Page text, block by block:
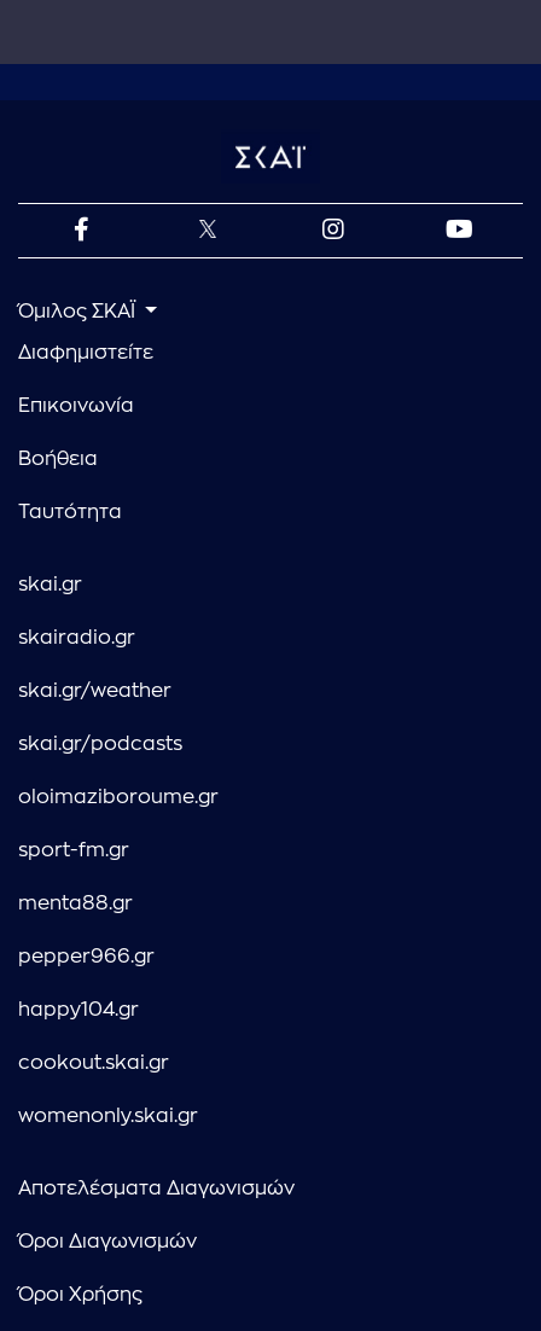
Όμιλος ΣΚΑΪ
Διαφημιστείτε
Επικοινωνία
Βοήθεια
Ταυτότητα
skai.gr
skairadio.gr
skai.gr/weather
skai.gr/podcasts
oloimaziboroume.gr
sport-fm.gr
menta88.gr
pepper966.gr
happy104.gr
cookout.skai.gr
womenonly.skai.gr
Αποτελέσματα Διαγωνισμών
Όροι Διαγωνισμών
Όροι Χρήσης